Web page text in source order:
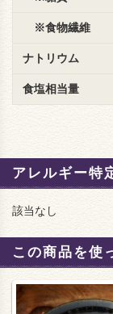
※食物繊維
ナトリウム
食塩相当量
アレルギー特
該当なし
この商品を使